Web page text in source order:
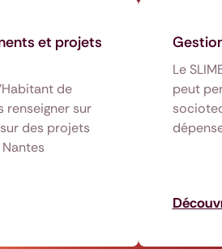
et projets
de
renseigner sur
des projets
Le
peut